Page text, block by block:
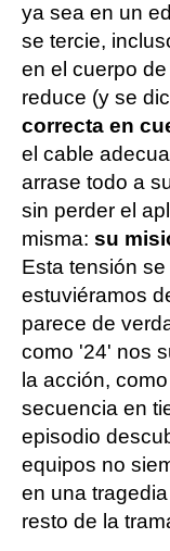
ya sea en un
se tercie,
en el cuerpo
reduce (y se
correcta en
el cable
arrase todo a
sin perder el
misma: su
Esta tensión
estuviéramos
parece de
como '24' nos
la acción,
secuencia en
episodio
equipos no
en una
resto de la